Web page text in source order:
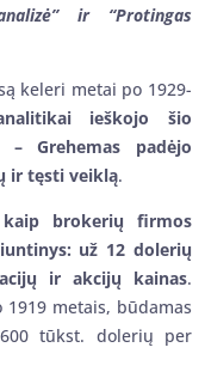
ir “Protingas
keleri metai po 1929-
ieškojo šio
– Grehemas padėjo
ir tęsti veiklą.
brokerių firmos
už 12 dolerių
ir akcijų kainas.
metais, būdamas
tūkst. dolerių per